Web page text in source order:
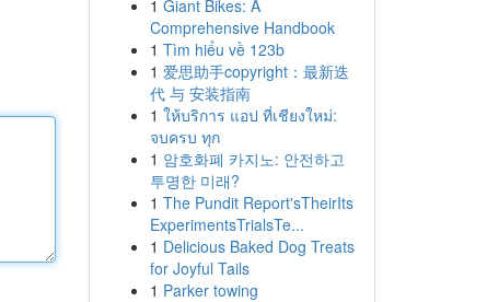
1 Giant Bikes: A
Comprehensive Handbook
1 Tìm hiểu về 123b
1 爱思助手copyright：最新迭
代 与 安装指南
1 ให้บริการ แอป ที่เชียงใหม่:
จบครบ ทุก
1 암호화폐 카지노: 안전하고
투명한 미래?
1 The Pundit Report'sTheirIts
ExperimentsTrialsTe...
1 Delicious Baked Dog Treats
for Joyful Tails
1 Parker towing